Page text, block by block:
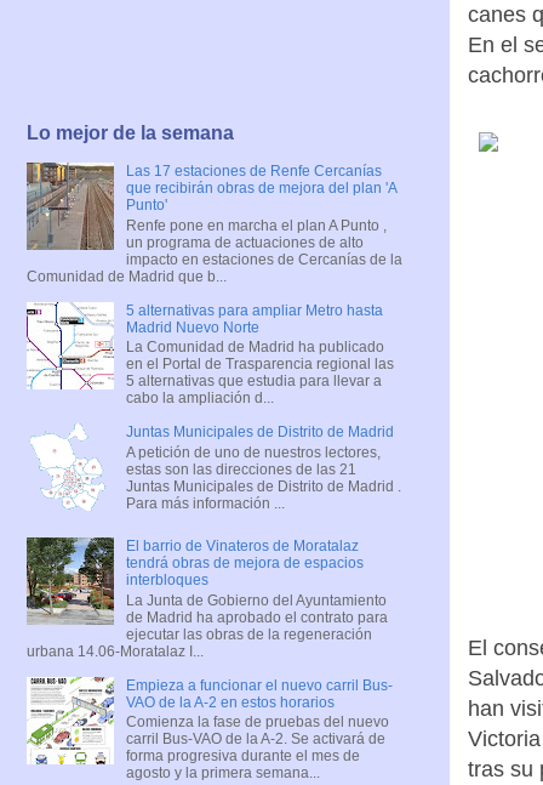
canes
En el
El
han
tras su
Lo mejor de la semana
Las 17 estaciones de Renfe Cercanías
que recibirán obras de mejora del plan 'A
Punto'
Renfe pone en marcha el plan A Punto ,
un programa de actuaciones de alto
impacto en estaciones de Cercanías de la
Comunidad de Madrid que b...
5 alternativas para ampliar Metro hasta
Madrid Nuevo Norte
La Comunidad de Madrid ha publicado
en el Portal de Trasparencia regional las
5 alternativas que estudia para llevar a
cabo la ampliación d...
Juntas Municipales de Distrito de Madrid
A petición de uno de nuestros lectores,
estas son las direcciones de las 21
Juntas Municipales de Distrito de Madrid .
Para más información ...
El barrio de Vinateros de Moratalaz
tendrá obras de mejora de espacios
interbloques
La Junta de Gobierno del Ayuntamiento
de Madrid ha aprobado el contrato para
ejecutar las obras de la regeneración
urbana 14.06-Moratalaz I...
Empieza a funcionar el nuevo carril Bus-
VAO de la A-2 en estos horarios
Comienza la fase de pruebas del nuevo
carril Bus-VAO de la A-2. Se activará de
forma progresiva durante el mes de
agosto y la primera semana...